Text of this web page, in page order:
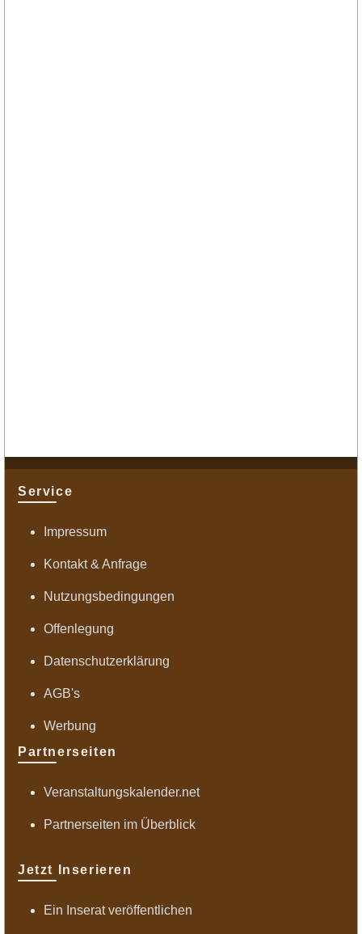
Service
Impressum
Kontakt & Anfrage
Nutzungsbedingungen
Offenlegung
Datenschutzerklärung
AGB's
Werbung
Partnerseiten
Veranstaltungskalender.net
Partnerseiten im Überblick
Jetzt Inserieren
Ein Inserat veröffentlichen